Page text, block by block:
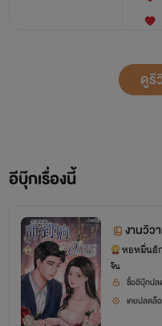
ดูรี
อีบุ๊กเรื่องนี้
งานวิว
กับคุณ
หอหมื่นอั
จีน
ซื้ออีบุ๊กป
เคยปลดล็